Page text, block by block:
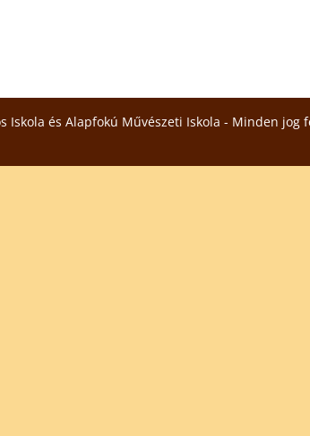
Iskola és Alapfokú Művészeti Iskola - Minden jog